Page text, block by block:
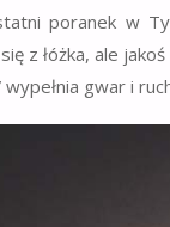
poranek w
z łóżka, ale
gwar i